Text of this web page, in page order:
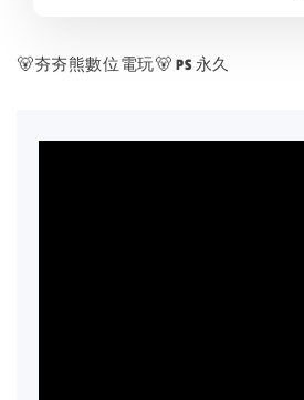
🐻夯夯熊數位電玩🐻 PS 永久